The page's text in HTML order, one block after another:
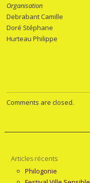
Organisation
Debrabant Camille
Doré Stéphane
Hurteau Philippe
Comments are closed.
Articles récents
Philogonie